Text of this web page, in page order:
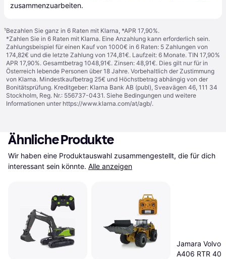
zusammenzuarbeiten.
¹Bezahlen Sie ganz in 6 Raten mit Klarna, *APR 17,90%.
*Zahlen Sie in 6 Raten mit Klarna. Eine Anzahlung kann erforderlich sein.
Zahlungsbeispiel für einen Kauf von 1000€ in 6 Raten: 5 Zahlungen von
174,82€ und die letzte Zahlung von 174,81€. Laufzeit: 6 Monate. TIN 17,90%
APR 17,90%. Gesamtbetrag 1048,91€. Zinsen: 48,91€. Dies gilt nur für in
Österreich lebende Personen über 18 Jahre. Vorbehaltlich der Zustimmung
von Klarna. Mindestkaufbetrag 25€ und Höchstbetrag abhängig von der
Bonitätsprüfung. Kreditgeber: Klarna Bank AB (publ), Sveavägen 46, 111 34
Stockholm, Reg. Nr.: 556737-0431. Siehe Bedingungen und weitere
Informationen unter https://www.klarna.com/at/agb/.
Ähnliche Produkte
Wir haben eine Produktauswahl zusammengestellt, die für dich
interessant sein könnte. Alle anzeigen
Jamara Volvo
A406 RTR